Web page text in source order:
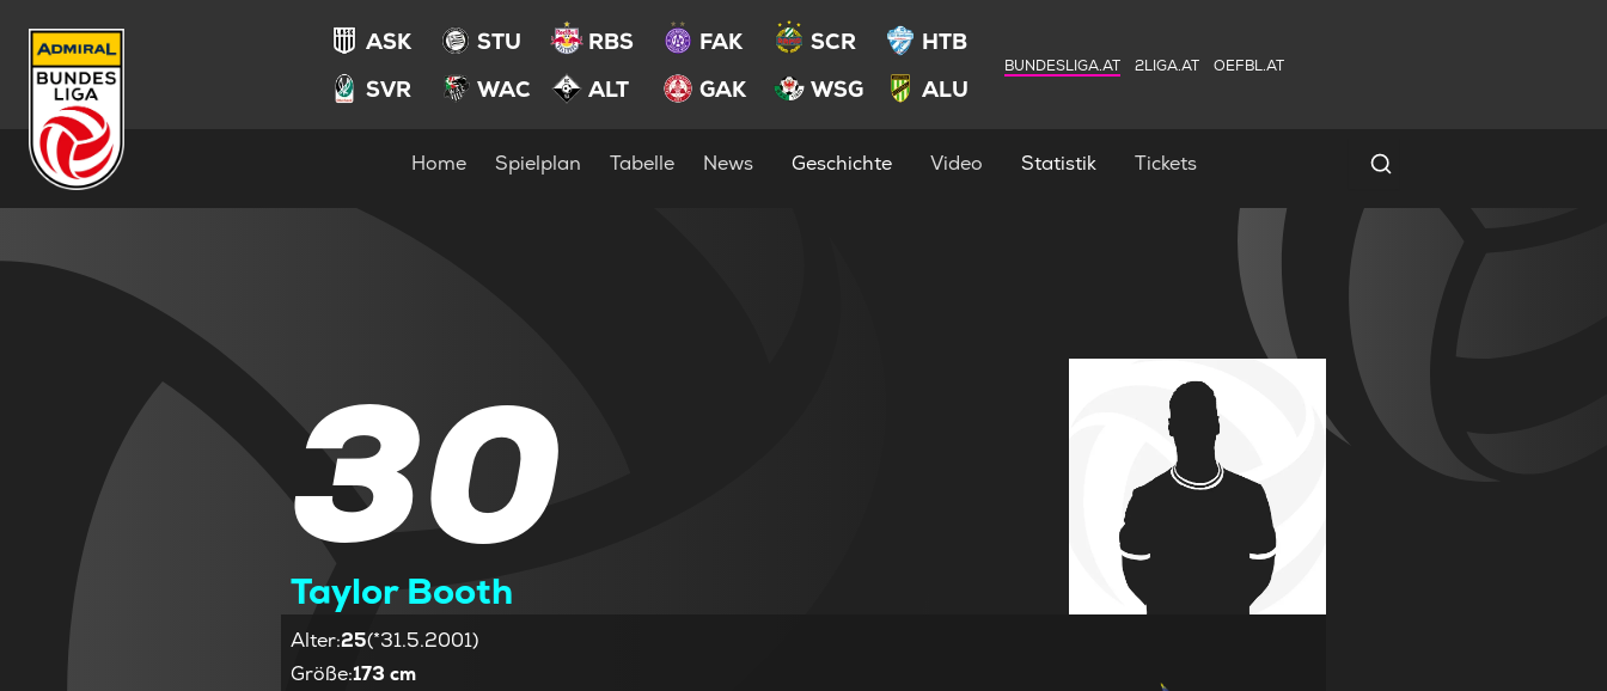
ASK STU RBS FAK SCR
HTB
SVR
WAC ALT GAK WSG ALU
BUNDESLIGA.AT 2LIGA.AT OEFBL.AT
Home Spielplan Tabelle News Geschichte Video Statistik Tickets Spielersuche
30
Taylor Booth
Alter:25(*31.5.2001)
Größe:173 cm